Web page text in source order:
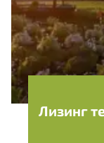
Лизинг